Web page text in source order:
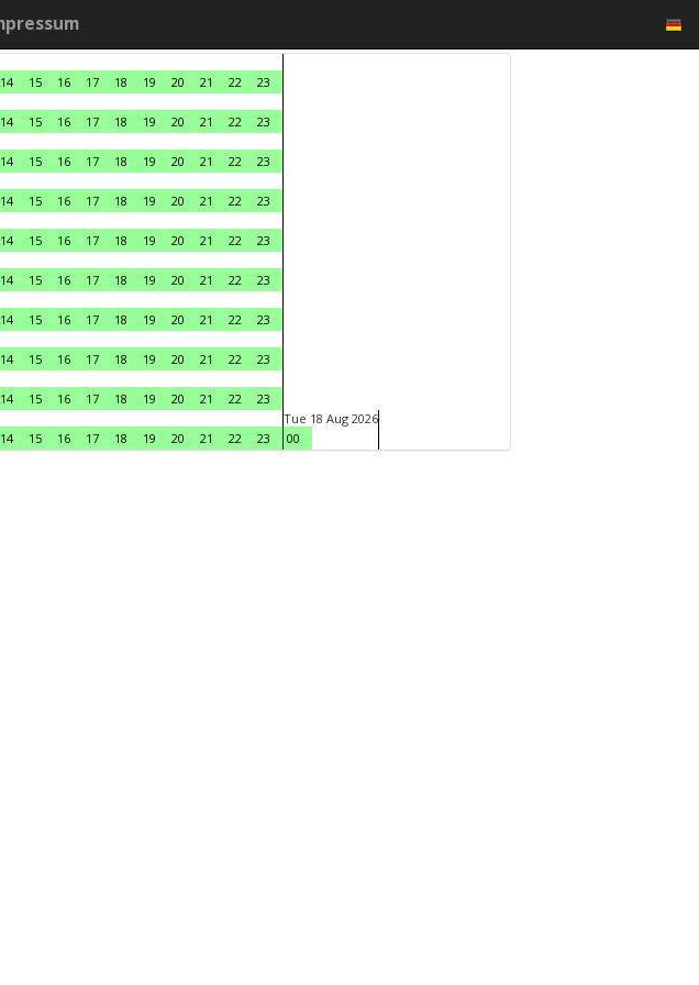
14 15 16 17 18 19 20 21 22
23
14 15 16 17 18 19 20 21 22
23
14 15 16 17 18 19 20 21 22
23
14 15 16 17 18 19 20 21 22
23
14 15 16 17 18 19 20 21 22
23
14 15 16 17 18 19 20 21 22
23
14 15 16 17 18 19 20 21 22
23
14 15 16 17 18 19 20 21 22
23
14 15 16 17 18 19 20 21 22
23
14 15 16 17 18 19 20 21 22 23
Tue 18 Aug 2026
00